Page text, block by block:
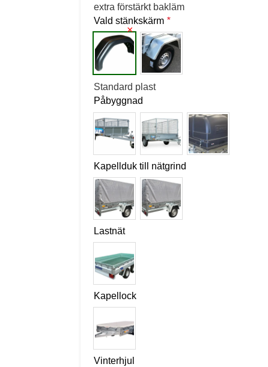
extra förstärkt bakläm
Vald stänkskärm *
×
Standard plast
Påbyggnad
Kapellduk till nätgrind
Lastnät
Kapellock
Vinterhjul